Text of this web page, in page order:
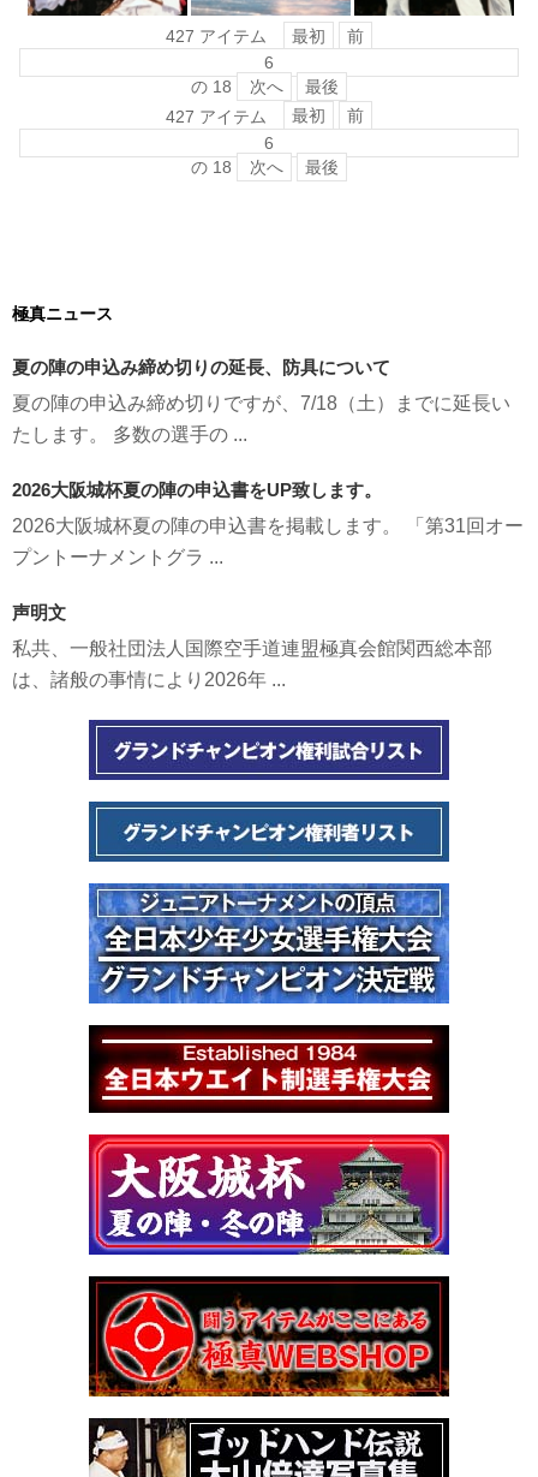
427 アイテム 最初 前
の 18 次へ
最後
427 アイテム
最初 前
の 18 次へ 最後
極真ニュース
夏の陣の申込み締め切りの延長、防具について
夏の陣の申込み締め切りですが、7/18（土）までに延長い
たします。 多数の選手の ...
2026大阪城杯夏の陣の申込書をUP致します。
2026大阪城杯夏の陣の申込書を掲載します。 「第31回オー
プントーナメントグラ ...
声明文
私共、一般社団法人国際空手道連盟極真会館関西総本部
は、諸般の事情により2026年 ...